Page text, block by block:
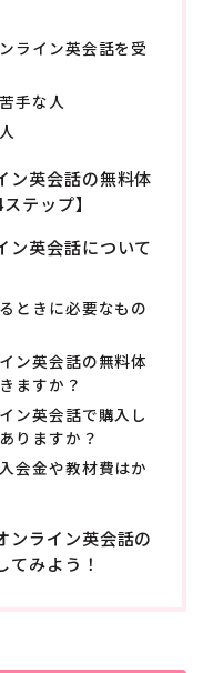
ライン英会話を受
手な人
ン英会話の無料体
テップ】
ン英会話について
ときに必要なもの
ン英会話の無料体
ますか？
ン英会話で購入し
りますか？
会金や教材費はか
ンライン英会話の
てみよう！